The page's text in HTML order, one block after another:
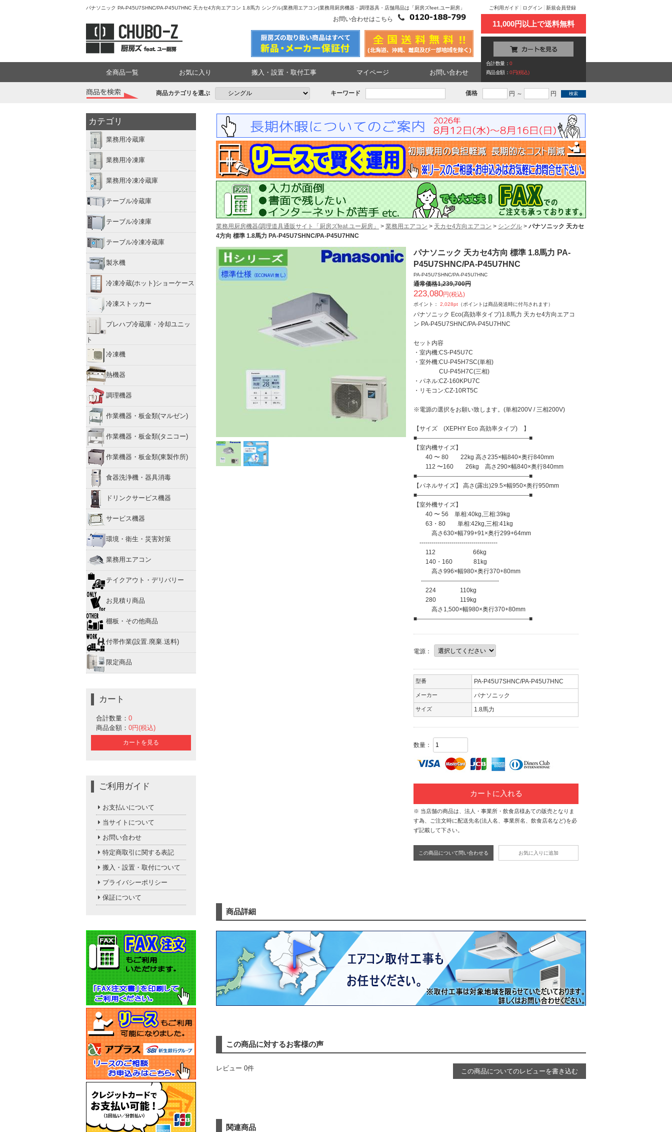
パナソニック PA-P45U7SHNC/PA-P45U7HNC 天カセ4方向エアコン 1.8馬力 シングル|業務用エアコン|業務用厨房機器・調理器具・店舗用品は「厨房ズfeet.ユー厨房」
お問い合わせはこちら
ご利用ガイド ログイン 新規会員登録
11,000円以上で送料無料
合計数量：0
商品金額：0円(税込)
全商品一覧 お気に入り 搬入・設置・取付工事 マイページ お問い合わせ
商品カテゴリを選ぶ キーワード 価格 円 ～ 円
カテゴリ
業務用冷蔵庫
業務用冷凍庫
業務用冷凍冷蔵庫
テーブル冷蔵庫
テーブル冷凍庫
テーブル冷凍冷蔵庫
製氷機
冷凍冷蔵(ホット)ショーケース
冷凍ストッカー
プレハブ冷蔵庫・冷却ユニッ
ト
冷凍機
熱機器
調理機器
作業機器・板金類(マルゼン)
作業機器・板金類(タニコー)
作業機器・板金類(東製作所)
食器洗浄機・器具消毒
ドリンクサービス機器
サービス機器
環境・衛生・災害対策
業務用エアコン
テイクアウト・デリバリー
お見積り商品
棚板・その他商品
付帯作業(設置.廃棄.送料)
限定商品
カート
合計数量： 0
商品金額： 0円(税込)
カートを見る
ご利用ガイド
お支払いについて
当サイトについて
お問い合わせ
特定商取引に関する表記
搬入・設置・取付について
プライバシーポリシー
保証について
業務用厨房機器/調理道具通販サイト「厨房ズfeat.ユー厨房」 > 業務用エアコン > 天カセ4方向エアコン > シングル > パナソニック 天カセ
4方向 標準 1.8馬力 PA-P45U7SHNC/PA-P45U7HNC
パナソニック 天カセ4方向 標準 1.8馬力 PA-
P45U7SHNC/PA-P45U7HNC
PA-P45U7SHNC/PA-P45U7HNC
通常価格1,239,700円
223,080円(税込)
ポイント： 2,028pt （ポイントは商品発送時に付与されます）
パナソニック Eco(高効率タイプ)1.8馬力 天カセ4方向エアコ
ン PA-P45U7SHNC/PA-P45U7HNC
セット内容
・室内機:CS-P45U7C
・室外機:CU-P45H7SC(単相)
CU-P45H7C(三相)
・パネル:CZ-160KPU7C
・リモコン:CZ-10RT5C
※電源の選択をお願い致します。(単相200V / 三相200V)
【サイズ (XEPHY Eco 高効率タイプ) 】
■--------------------------------------------------------■
【室内機サイズ】
40 〜 80 22kg 高さ235×幅840×奥行840mm
112 〜160 26kg 高さ290×幅840×奥行840mm
■--------------------------------------------------------■
【パネルサイズ】 高さ(露出)29.5×幅950×奥行950mm
■--------------------------------------------------------■
【室外機サイズ】
40 〜 56 単相:40kg,三相:39kg
63・80 単相:42kg,三相:41kg
高さ630×幅799+91×奥行299+64mm
---------------------------------------
112 66kg
140・160 81kg
高さ996×幅980×奥行370+80mm
---------------------------------------
224 110kg
280 119kg
高さ1,500×幅980×奥行370+80mm
■--------------------------------------------------------■
電源：
型番 PA-P45U7SHNC/PA-P45U7HNC
メーカー パナソニック
サイズ 1.8馬力
数量：
カートに入れる
※ 当店舗の商品は、法人・事業所・飲食店様あての販売となりま
す為、ご注文時に配送先名(法人名、事業所名、飲食店名など)を必
ず記載して下さい。
この商品について問い合わせる お気に入りに追加
商品詳細
この商品に対するお客様の声
レビュー 0件 この商品についてのレビューを書き込む
関連商品